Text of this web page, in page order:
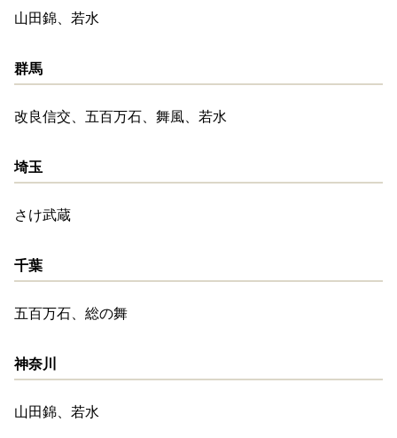
山田錦、若水
群馬
改良信交、五百万石、舞風、若水
埼玉
さけ武蔵
千葉
五百万石、総の舞
神奈川
山田錦、若水